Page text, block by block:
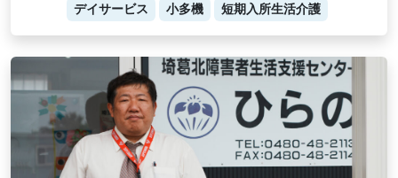
デイサービス
小多機 短期入所生活介護